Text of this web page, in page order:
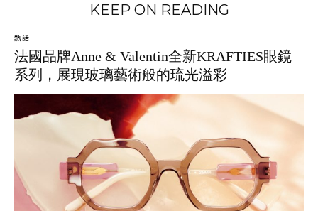
KEEP ON READING
熱話
法國品牌Anne & Valentin全新KRAFTIES眼鏡
系列，展現玻璃藝術般的琉光溢彩